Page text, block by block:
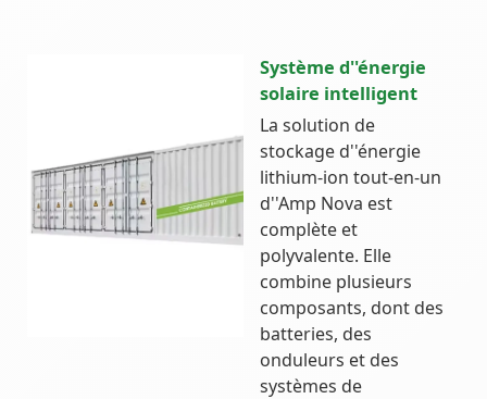
Système d''énergie
solaire intelligent
La solution de
stockage d''énergie
lithium-ion tout-en-un
d''Amp Nova est
complète et
polyvalente. Elle
combine plusieurs
composants, dont des
batteries, des
onduleurs et des
systèmes de